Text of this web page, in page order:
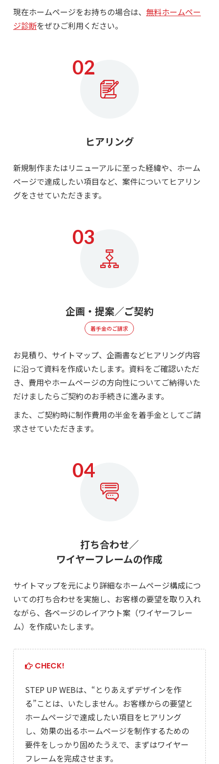
現在ホームページをお持ちの場合は、 無料ホームペー
ジ診断をぜひご利用ください。
ヒアリング
新規制作またはリニューアルに至った経緯や、ホーム
ページで達成したい項目など、 案件についてヒアリン
グをさせていただきます。
企画・提案／ご契約
着手金のご請求
お見積り、サイトマップ、企画書などヒアリング内容
に沿って資料を作成いたします。 資料をご確認いただ
き、費用やホームページの方向性についてご納得いた
だけましたらご契約のお手続きに進みます。
また、ご契約時に制作費用の半金を着手金としてご請
求させていただきます。
打ち合わせ／
ワイヤーフレームの作成
サイトマップを元により詳細なホームページ構成につ
いての打ち合わせを実施し、 お客様の要望を取り入れ
ながら、各ページのレイアウト案（ワイヤーフレー
ム）を作成いたします。
CHECK!
STEP UP WEBは、“とりあえずデザインを作
る”ことは、いたしません。お客様からの要望と
ホームページで達成したい項目をヒアリング
し、効果の出るホームページを制作するための
要件をしっかり固めたうえで、まずはワイヤー
フレームを完成させます。